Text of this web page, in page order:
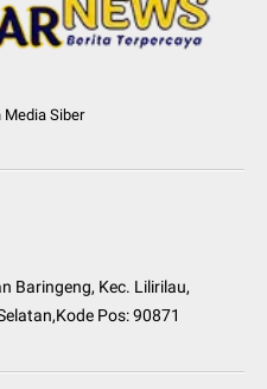
Media Siber
Baringeng, Kec. Lilirilau,
Pos: 90871